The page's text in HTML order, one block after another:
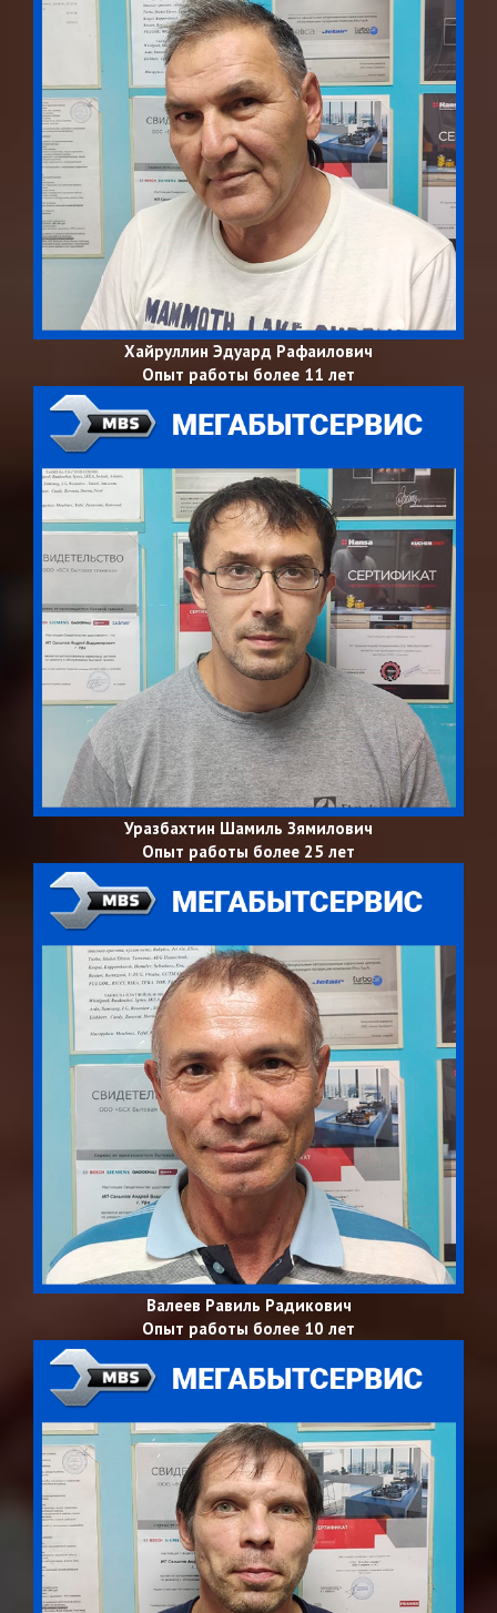
Хайруллин Эдуард Рафаилович
Опыт работы более 11 лет
Уразбахтин Шамиль Зямилович
Опыт работы более 25 лет
Валеев Равиль Радикович
Опыт работы более 10 лет